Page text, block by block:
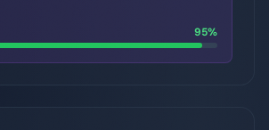
95%